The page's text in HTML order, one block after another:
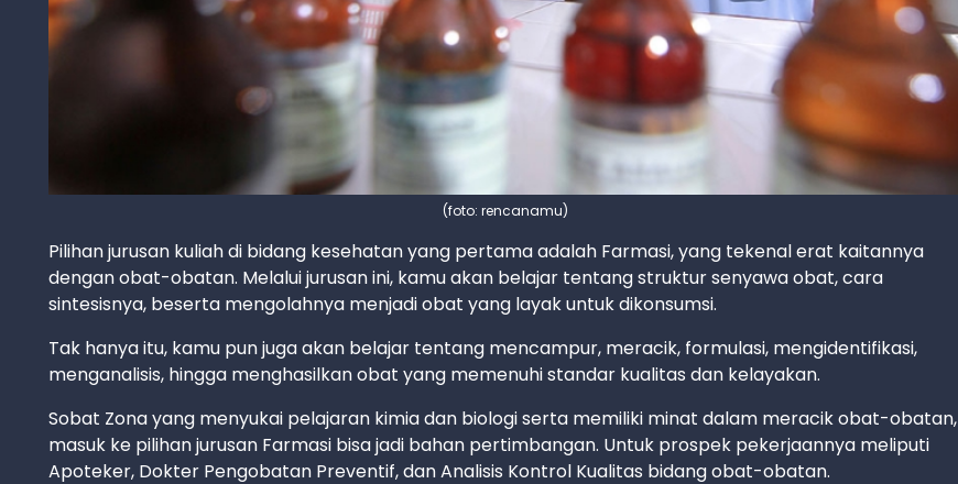
(foto: rencanamu)
Pilihan jurusan kuliah di bidang kesehatan yang pertama adalah Farmasi, yang tekenal erat kaitannya
dengan obat-obatan. Melalui jurusan ini, kamu akan belajar tentang struktur senyawa obat, cara
sintesisnya, beserta mengolahnya menjadi obat yang layak untuk dikonsumsi.
Tak hanya itu, kamu pun juga akan belajar tentang mencampur, meracik, formulasi, mengidentifikasi,
menganalisis, hingga menghasilkan obat yang memenuhi standar kualitas dan kelayakan.
Sobat Zona yang menyukai pelajaran kimia dan biologi serta memiliki minat dalam meracik obat-obatan,
masuk ke pilihan jurusan Farmasi bisa jadi bahan pertimbangan. Untuk prospek pekerjaannya meliputi
Apoteker, Dokter Pengobatan Preventif, dan Analisis Kontrol Kualitas bidang obat-obatan.